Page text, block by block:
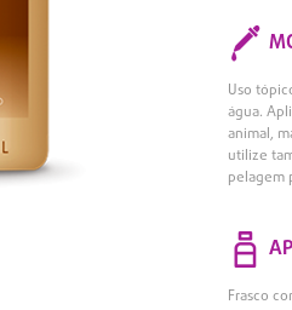
Uso
água.
animal,
utilize
pelagem
Frasco